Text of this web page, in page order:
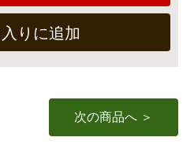
りに追加
次の商品へ ＞